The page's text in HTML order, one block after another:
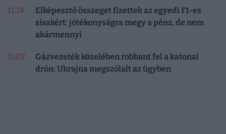
11:18
Elképesztő összeget fizettek az egyedi F1-es
sisakért: jótékonyságra megy a pénz, de nem
akármennyi
11:02
Gázvezeték közelében robbant fel a katonai
drón: Ukrajna megszólalt az ügyben